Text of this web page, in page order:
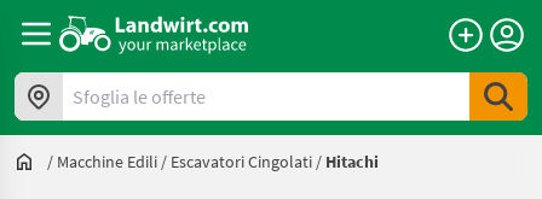
Sfoglia le offerte
/ Macchine Edili / Escavatori Cingolati / Hitachi